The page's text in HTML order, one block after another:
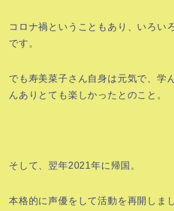
コロナ禍ということもあり、いろい
です。
でも寿美菜子さん自身は元気で、学
んありとても楽しかったとのこと。
そして、翌年2021年に帰国。
本格的に声優をして活動を再開しま